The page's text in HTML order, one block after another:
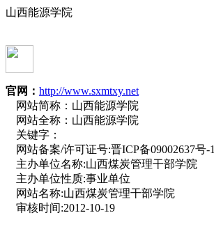
山西能源学院
官网： http://www.sxmtxy.net
网站简称： 山西能源学院
网站全称： 山西能源学院
关键字：
网站备案/许可证号:晋ICP备09002637号-1
主办单位名称:山西煤炭管理干部学院
主办单位性质:事业单位
网站名称:山西煤炭管理干部学院
审核时间:2012-10-19